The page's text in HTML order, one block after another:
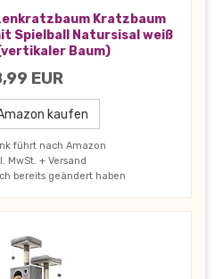
Kratzbaum
Spielball Natursisal weiß
Baum)
EUR
kaufen
führt nach Amazon
MwSt. + Versand
bereits geändert haben